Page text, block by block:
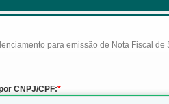
para emissão de Nota Fiscal
CNPJ/CPF: